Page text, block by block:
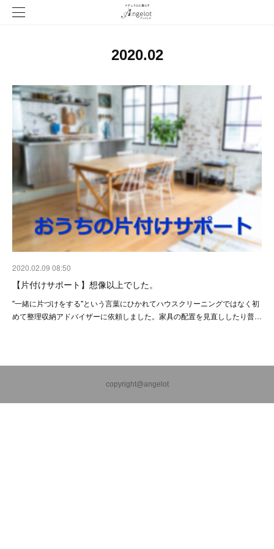
2020.02
2020.02.09 08:50
【片付けサポート】想像以上でした。
"一緒に片づけをする"という言葉にひかれてハウスクリーニングではなく初
めて整理収納アドバイザーに依頼しました。家具の配置を見直ししたり普…
copyright@angelot